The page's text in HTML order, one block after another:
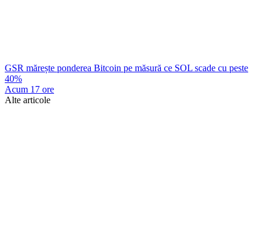
GSR mărește ponderea Bitcoin pe măsură ce SOL scade cu peste
40%
Acum 17 ore
Alte articole